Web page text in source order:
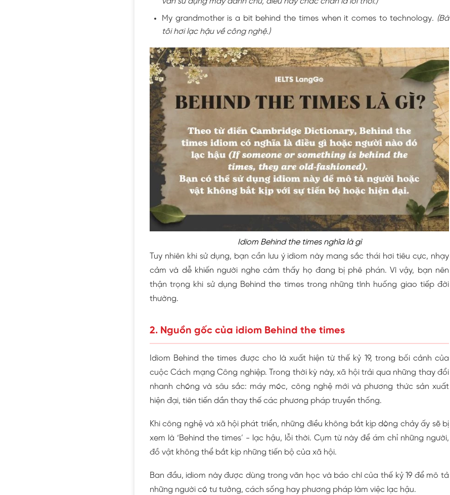
My grandmother is a bit behind the times when it comes to technology. (Bà
tôi hơi lạc hậu về công nghệ.)
Idiom Behind the times nghĩa là gì
Tuy nhiên khi sử dụng, bạn cần lưu ý idiom này mang sắc thái hơi tiêu cực, nhạy
cảm và dễ khiến người nghe cảm thấy họ đang bị phê phán. Vì vậy, bạn nên
thận trọng khi sử dụng Behind the times trong những tình huống giao tiếp đời
thường.
2. Nguồn gốc của idiom Behind the times
Idiom Behind the times được cho là xuất hiện từ thế kỷ 19, trong bối cảnh của
cuộc Cách mạng Công nghiệp. Trong thời kỳ này, xã hội trải qua những thay đổi
nhanh chóng và sâu sắc: máy móc, công nghệ mới và phương thức sản xuất
hiện đại, tiên tiến dần thay thế các phương pháp truyền thống.
Khi công nghệ và xã hội phát triển, những điều không bắt kịp dòng chảy ấy sẽ bị
xem là ‘Behind the times’ - lạc hậu, lỗi thời. Cụm từ này để ám chỉ những người,
đồ vật không thể bắt kịp những tiến bộ của xã hội.
Ban đầu, idiom này được dùng trong văn học và báo chí của thế kỷ 19 để mô tả
những người có tư tưởng, cách sống hay phương pháp làm việc lạc hậu.